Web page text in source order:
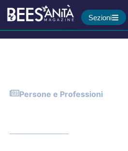
Sezioni
Persone e Professioni